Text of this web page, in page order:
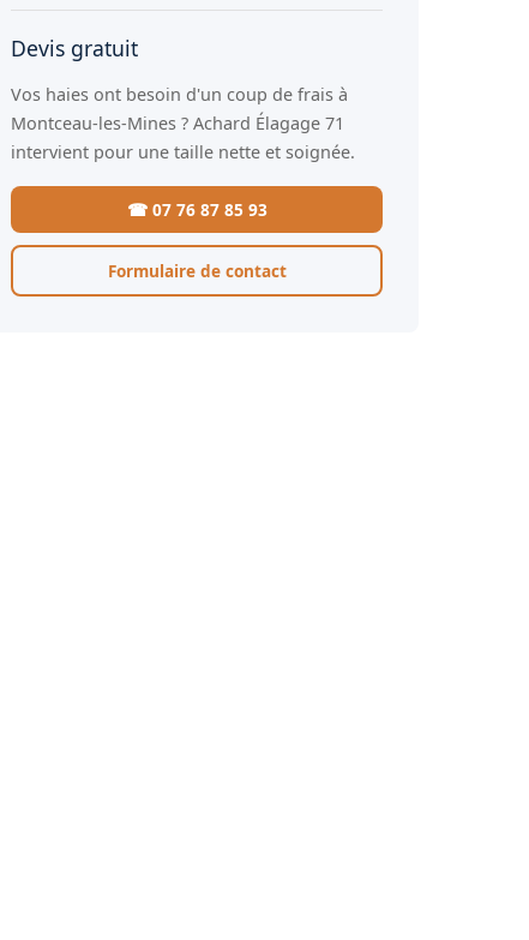
Devis gratuit
Vos haies ont besoin d'un coup de frais à
Montceau-les-Mines ? Achard Élagage 71
intervient pour une taille nette et soignée.
☎ 07 76 87 85 93
Formulaire de contact